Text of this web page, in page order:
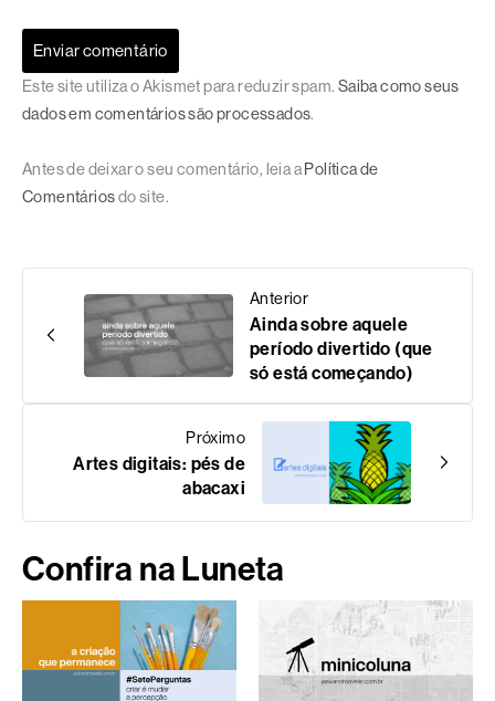
Este site utiliza o Akismet para reduzir spam. Saiba como seus
dados em comentários são processados.
Antes de deixar o seu comentário, leia a Política de
Comentáriosdo site.
Anterior
Ainda sobre aquele
período divertido (que
só está começando)
Próximo
Artes digitais: pés de
abacaxi
Confira na Luneta